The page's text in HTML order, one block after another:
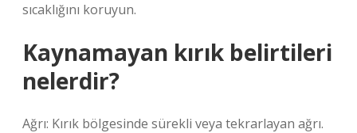
sıcaklığını koruyun.
Kaynamayan kırık belirtileri
nelerdir?
Ağrı: Kırık bölgesinde sürekli veya tekrarlayan ağrı.